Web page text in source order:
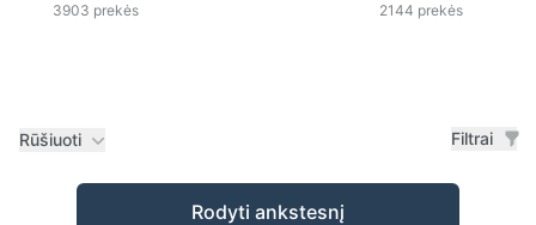
3903 prekės 2144 prekės
Rūšiuoti Filtrai
Prekės
Rodyti ankstesnį